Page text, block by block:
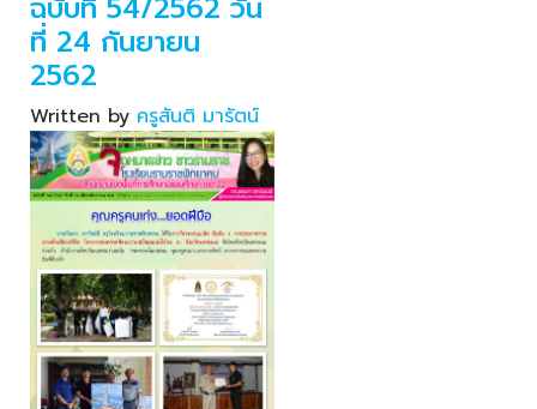
ที่ 24 กันยายน
2562
Written by ครูสันติ มารัตน์